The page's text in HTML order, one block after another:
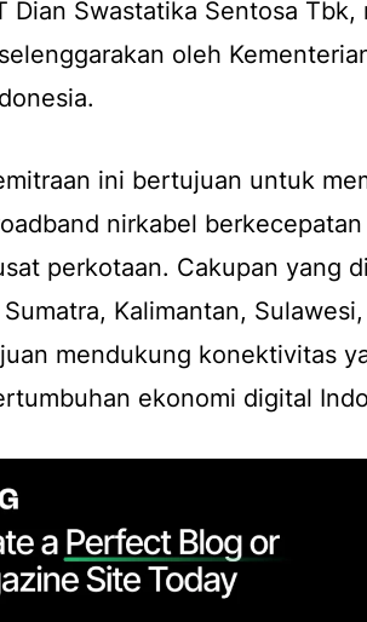
Dian Swastatika Sentosa
oleh
ini bertujuan untuk
nirkabel
perkotaan. Cakupan yang
Kalimantan,
mendukung konektivitas
ekonomi digital